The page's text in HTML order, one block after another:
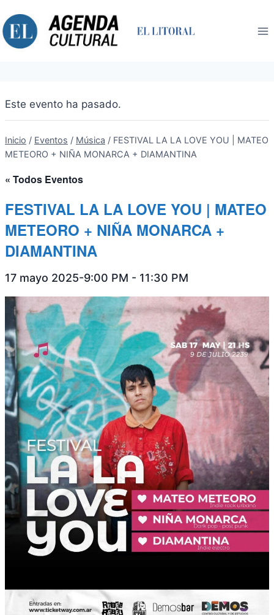
al
contenido
Este evento ha pasado.
Inicio / Eventos / Música / FESTIVAL LA LA LOVE YOU | MATEO
METEORO + NIÑA MONARCA + DIAMANTINA
« Todos Eventos
FESTIVAL LA LA LOVE YOU | MATEO
METEORO + NIÑA MONARCA +
DIAMANTINA
17 mayo 2025-9:00 PM - 11:30 PM